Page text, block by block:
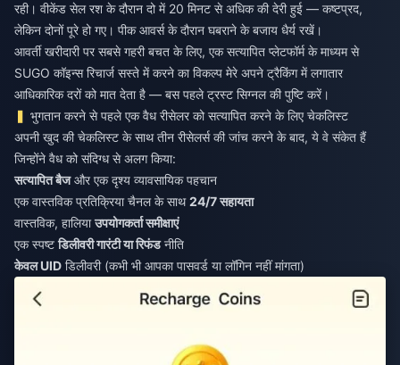
रही। वीकेंड सेल रश के दौरान दो में 20 मिनट से अधिक की देरी हुई — कष्टप्रद,
लेकिन दोनों पूरे हो गए। पीक आवर्स के दौरान घबराने के बजाय धैर्य रखें।
आवर्ती खरीदारी पर सबसे गहरी बचत के लिए, एक सत्यापित प्लेटफॉर्म के माध्यम से
SUGO कॉइन्स रिचार्ज सस्ते मेंकरने का विकल्प मेरे अपने ट्रैकिंग में लगातार
आधिकारिक दरों को मात देता है — बस पहले ट्रस्ट सिग्नल की पुष्टि करें।
भुगतान करने से पहले एक वैध रीसेलर को सत्यापित करने के लिए चेकलिस्ट
अपनी खुद की चेकलिस्ट के साथ तीन रीसेलर्स की जांच करने के बाद, ये वे संकेत हैं
जिन्होंने वैध को संदिग्ध से अलग किया:
सत्यापित बैजऔर एक दृश्य व्यावसायिक पहचान
एक वास्तविक प्रतिक्रिया चैनल के साथ24/7 सहायता
वास्तविक, हालियाउपयोगकर्ता समीक्षाएं
एक स्पष्टडिलीवरी गारंटी या रिफंडनीति
केवल UID डिलीवरी (कभी भी आपका पासवर्ड या लॉगिन नहीं मांगता)